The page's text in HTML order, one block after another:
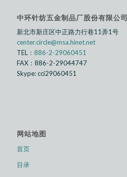
中环针纺五金制品厂股份有限公司
新北市新庄区中正路⼒行巷11弄1号
center.circle@msa.hinet.net
TEL： 886-2-29060451
FAX：886-2-29044747
Skype: cci29060451
网站地图
首页
目录